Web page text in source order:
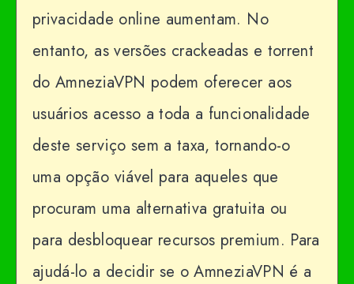
privacidade online aumentam. No
entanto, as versões crackeadas e torrent
do AmneziaVPN podem oferecer aos
usuários acesso a toda a funcionalidade
deste serviço sem a taxa, tornando-o
uma opção viável para aqueles que
procuram uma alternativa gratuita ou
para desbloquear recursos premium. Para
ajudá-lo a decidir se o AmneziaVPN é a